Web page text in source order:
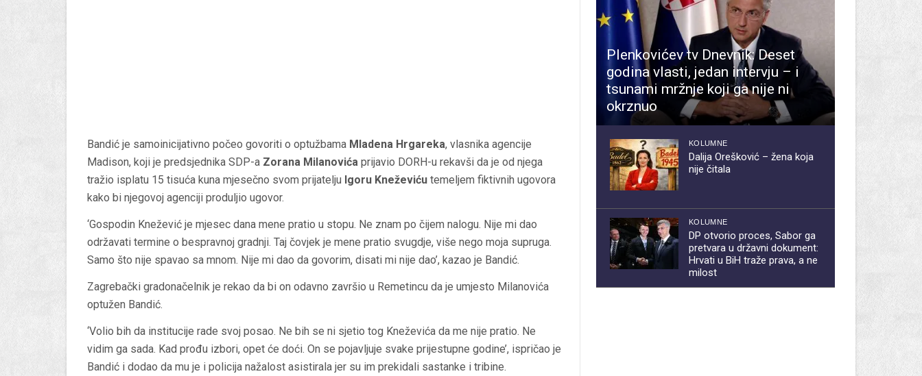
Bandić je samoinicijativno počeo govoriti o optužbama Mladena Hrgareka, vlasnika agencije
Madison, koji je predsjednika SDP-a Zorana Milanovića prijavio DORH-u rekavši da je od njega
tražio isplatu 15 tisuća kuna mjesečno svom prijatelju Igoru Kneževiću temeljem fiktivnih ugovora
kako bi njegovoj agenciji produljio ugovor.
‘Gospodin Knežević je mjesec dana mene pratio u stopu. Ne znam po čijem nalogu. Nije mi dao
održavati termine o bespravnoj gradnji. Taj čovjek je mene pratio svugdje, više nego moja supruga.
Samo što nije spavao sa mnom. Nije mi dao da govorim, disati mi nije dao’, kazao je Bandić.
Zagrebački gradonačelnik je rekao da bi on odavno završio u Remetincu da je umjesto Milanovića
optužen Bandić.
‘Volio bih da institucije rade svoj posao. Ne bih se ni sjetio tog Kneževića da me nije pratio. Ne
vidim ga sada. Kad prođu izbori, opet će doći. On se pojavljuje svake prijestupne godine’, ispričao je
Bandić i dodao da mu je i policija nažalost asistirala jer su im prekidali sastanke i tribine.
Plenkovićev tv Dnevnik: Deset
godina vlasti, jedan intervju – i
tsunami mržnje koji ga nije ni
okrznuo
KOLUMNE
Dalija Orešković – žena koja
nije čitala
KOLUMNE
DP otvorio proces, Sabor ga
pretvara u državni dokument:
Hrvati u BiH traže prava, a ne
milost